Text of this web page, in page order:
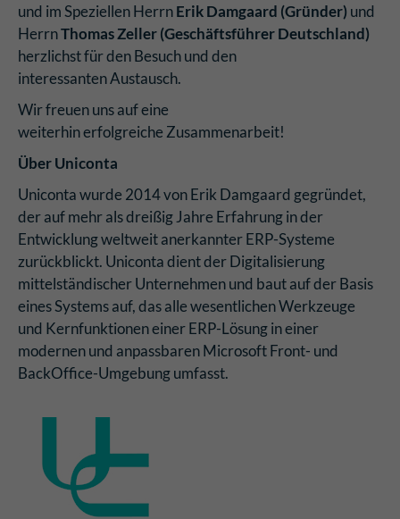
und im Speziellen HerrnErik Damgaard (Gründer) und
HerrnThomas Zeller (Geschäftsführer Deutschland)
herzlichst für den Besuch und den
interessanten Austausch.
Wir freuen uns auf eine
weiterhin erfolgreiche Zusammenarbeit!
Über Uniconta
Uniconta wurde 2014 von Erik Damgaard gegründet,
der auf mehr als dreißig Jahre Erfahrung in der
Entwicklung weltweit anerkannter ERP-Systeme
zurückblickt. Uniconta dient der Digitalisierung
mittelständischer Unternehmen und baut auf der Basis
eines Systems auf, das alle wesentlichen Werkzeuge
und Kernfunktionen einer ERP-Lösung in einer
modernen und anpassbaren Microsoft Front- und
BackOffice-Umgebung umfasst.